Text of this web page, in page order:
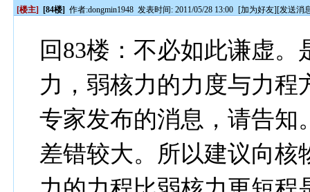
[楼主] [84楼] 作者:dongmin1948 发表时间: 2011/05/28 13:00 [加为好友][发送消
回83楼：不必如此谦虚
力，弱核力的力度与力
专家发布的消息，请告知
差错较大。所以建议向核